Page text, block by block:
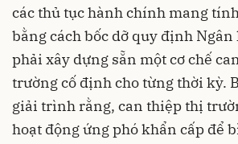
các thủ tục hành chính mang
bằng cách bốc dỡ quy định
phải xây dựng sẵn một cơ chế
trường cố định cho từng thời kỳ.
giải trình rằng, can thiệp thị
hoạt động ứng phó khẩn cấp để